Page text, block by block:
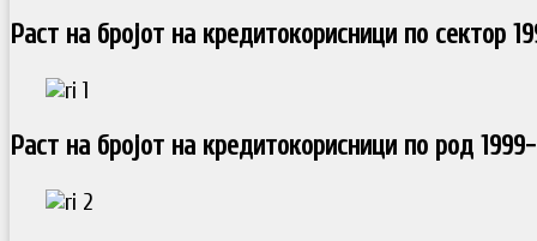
Раст на бројот на кредитокорисници по сектор
Раст на бројот на кредитокорисници по род